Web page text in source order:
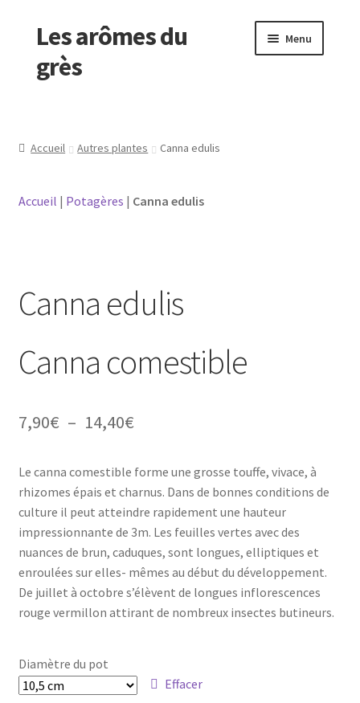
Aller
à
la
Aller
au
contenu
Les arômes du
grès
Menu
La pépinière
Conseils
L’emballage
Accueil Autres plantes Canna edulis
Accueil | Potagères | Canna edulis
Canna edulis
Canna comestible
7,90€ – 14,40€Plage
prix :
7,90€
à
14,40€
Le canna comestible forme une grosse touffe, vivace, à
rhizomes épais et charnus. Dans de bonnes conditions de
culture il peut atteindre rapidement une hauteur
impressionnante de 3m. Les feuilles vertes avec des
nuances de brun, caduques, sont longues, elliptiques et
enroulées sur elles- mêmes au début du développement.
De juillet à octobre s’élèvent de longues inflorescences
rouge vermillon attirant de nombreux insectes butineurs.
Diamètre du pot
Effacer